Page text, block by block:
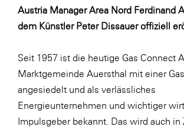
LAT Nitrogen
Libro
Lidl Österreich
Die Menü-Manufaktur
MTH Retail Group
OMV
Austria Manager Area Nord Ferdinand
dem Künstler Peter Dissauer offiziell
Seit 1957 ist die heutige Gas Connect
Marktgemeinde Auersthal mit einer
angesiedelt und als verlässliches
Energieunternehmen und wichtiger
Impulsgeber bekannt. Das wird auch in